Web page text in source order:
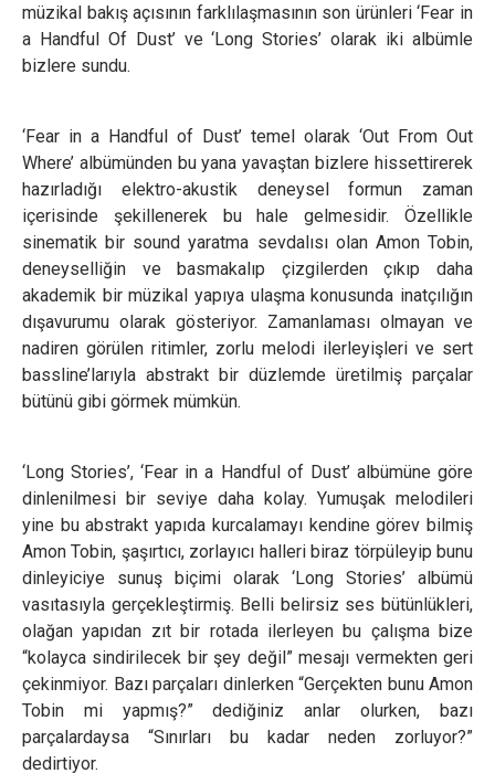
müzikal bakış açısının farklılaşmasının son ürünleri ‘Fear in
a Handful Of Dust’ ve ‘Long Stories’ olarak iki albümle
bizlere sundu.
‘Fear in a Handful of Dust’ temel olarak ‘Out From Out
Where’ albümünden bu yana yavaştan bizlere hissettirerek
hazırladığı elektro-akustik deneysel formun zaman
içerisinde şekillenerek bu hale gelmesidir. Özellikle
sinematik bir sound yaratma sevdalısı olan Amon Tobin,
deneyselliğin ve basmakalıp çizgilerden çıkıp daha
akademik bir müzikal yapıya ulaşma konusunda inatçılığın
dışavurumu olarak gösteriyor. Zamanlaması olmayan ve
nadiren görülen ritimler, zorlu melodi ilerleyişleri ve sert
bassline’larıyla abstrakt bir düzlemde üretilmiş parçalar
bütünü gibi görmek mümkün.
‘Long Stories’, ‘Fear in a Handful of Dust’ albümüne göre
dinlenilmesi bir seviye daha kolay. Yumuşak melodileri
yine bu abstrakt yapıda kurcalamayı kendine görev bilmiş
Amon Tobin, şaşırtıcı, zorlayıcı halleri biraz törpüleyip bunu
dinleyiciye sunuş biçimi olarak ‘Long Stories’ albümü
vasıtasıyla gerçekleştirmiş. Belli belirsiz ses bütünlükleri,
olağan yapıdan zıt bir rotada ilerleyen bu çalışma bize
“kolayca sindirilecek bir şey değil” mesajı vermekten geri
çekinmiyor. Bazı parçaları dinlerken “Gerçekten bunu Amon
Tobin mi yapmış?” dediğiniz anlar olurken, bazı
parçalardaysa “Sınırları bu kadar neden zorluyor?”
dedirtiyor.